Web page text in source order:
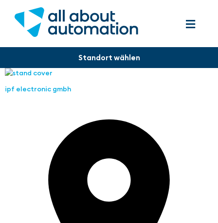
ipf electronic gmbh